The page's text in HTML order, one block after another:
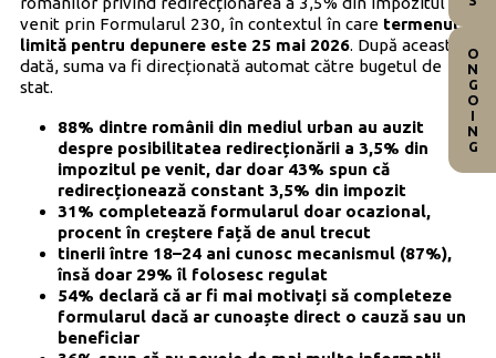
venit prin Formularul 230, în contextul în care termenul
limită pentru depunere este 25 mai 2026. După această
dată, suma va fi direcționată automat către bugetul de
stat.
88% dintre românii din mediul urban au auzit
despre posibilitatea redirecționării a 3,5% din
impozitul pe venit, dar doar 43% spun că
redirecționează constant 3,5% din impozit
31% completează formularul doar ocazional,
procent în creștere față de anul trecut
tinerii între 18–24 ani cunosc mecanismul (87%),
însă doar 29% îl folosesc regulat
54% declară că ar fi mai motivați să completeze
formularul dacă ar cunoaște direct o cauză sau un
beneficiar
ONGOING